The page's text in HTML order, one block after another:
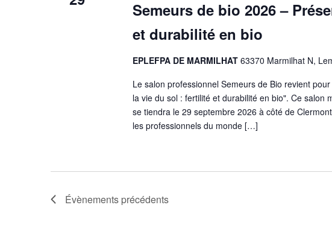
Évènements
Semeurs de bio 2026 –
et durabilité en bio
EPLEFPA DE MARMILHAT 63370 Marmilhat N,
Le salon professionnel Semeurs de Bio revient
la vie du sol : fertilité et durabilité en bio". Ce salon
se tiendra le 29 septembre 2026 à côté de
les professionnels du monde […]
Évènements précédents